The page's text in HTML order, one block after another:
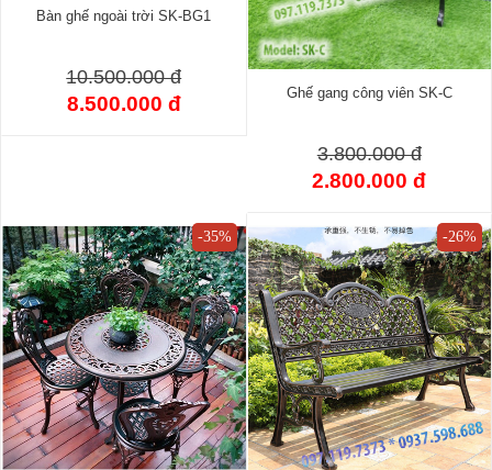
Bàn ghế ngoài trời SK-BG1
10.500.000 đ
8.500.000 đ Ghế gang công viên SK-C
3.800.000 đ
2.800.000 đ
-35% -26%